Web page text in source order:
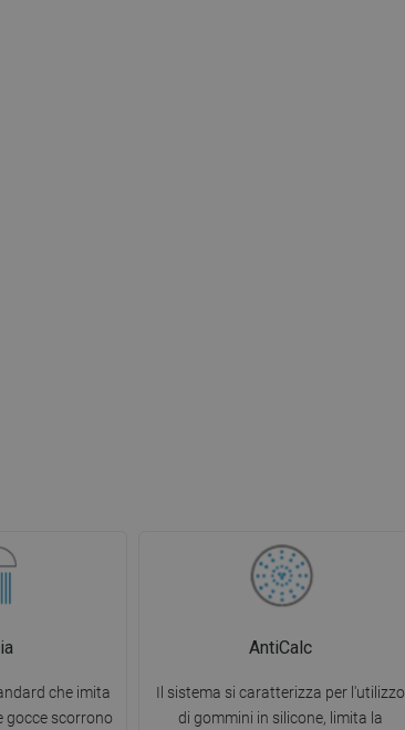
che imita
gocce scorrono
AntiCalc
Il sistema si caratterizza per l'utilizzo
di gommini in silicone, limita la